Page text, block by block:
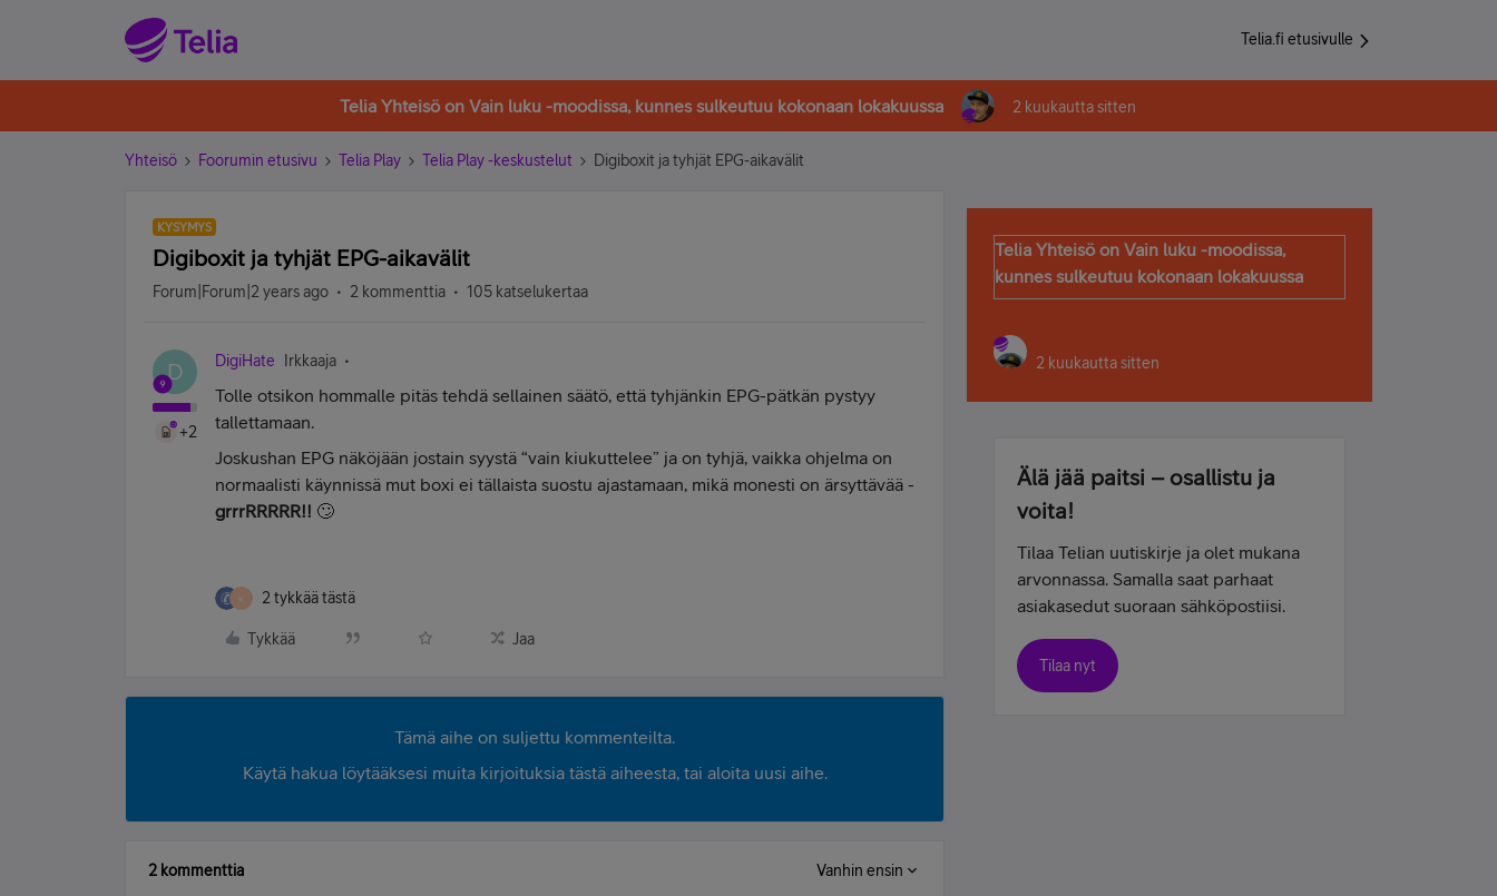
Telia.fi etusivulle
Telia Yhteisö on Vain luku -moodissa, kunnes sulkeutuu kokonaan lokakuussa 2 kuukautta sitten
Yhteisö Foorumin etusivu Telia Play Telia Play -keskustelut Digiboxit ja tyhjät EPG-aikavälit
KYSYMYS
Digiboxit ja tyhjät EPG-aikavälit
Forum|Forum|2 years ago 2 kommenttia 105 katselukertaa
D
+2
DigiHate Irkkaaja
Tolle otsikon hommalle pitäs tehdä sellainen säätö, että tyhjänkin EPG-pätkän pystyy
tallettamaan.
Joskushan EPG näköjään jostain syystä “vain kiukuttelee” ja on tyhjä, vaikka ohjelma on
normaalisti käynnissä mut boxi ei tällaista suostu ajastamaan, mikä monesti on ärsyttävää -
grrrRRRRR!! 🙄
K 2 tykkää tästä
Tykkää Jaa
Tämä aihe on suljettu kommenteilta.
Käytä hakua löytääksesi muita kirjoituksia tästä aiheesta, tai aloita uusi aihe.
2 kommenttia Vanhin ensin
Telia Yhteisö on Vain luku -moodissa,
kunnes sulkeutuu kokonaan lokakuussa
2 kuukautta sitten
Älä jää paitsi – osallistu ja
voita!
Tilaa Telian uutiskirje ja olet mukana
arvonnassa. Samalla saat parhaat
asiakasedut suoraan sähköpostiisi.
Tilaa nyt